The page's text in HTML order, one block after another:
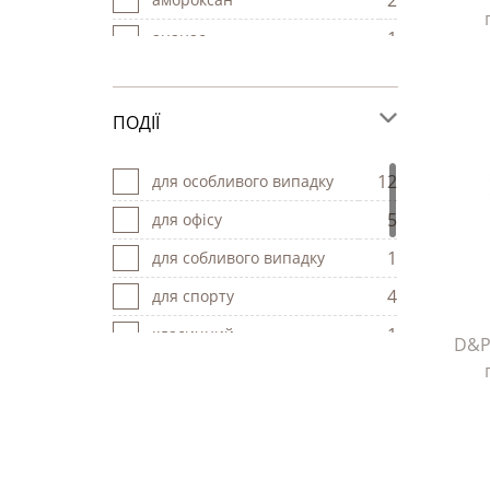
Терези 7
ананас 1
бергамот 7
ветивер 1
вишня 1
гарденія 1
геліотроп 1
ПОДІЇ
для особливого випадку 12
для офісу 5
для собливого випадку 1
для спорту 4
класичний 1